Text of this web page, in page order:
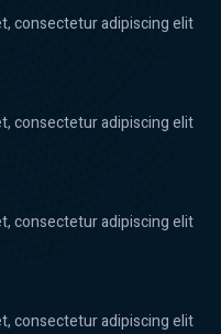
consectetur adipiscing elit
consectetur adipiscing elit
consectetur adipiscing elit
consectetur adipiscing elit